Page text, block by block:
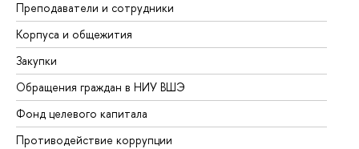
Преподаватели и сотрудники
Корпуса и общежития
Закупки
Обращения граждан в НИУ ВШЭ
Фонд целевого капитала
Противодействие коррупции